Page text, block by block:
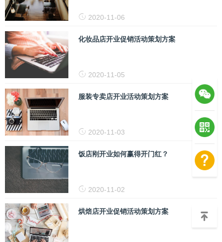
2020-11-06
化妆品店开业促销活动策划方案
2020-11-05
服装专卖店开业活动策划方案
2020-11-03
饭店刚开业如何赢得开门红？
2020-11-02
烘焙店开业促销活动策划方案